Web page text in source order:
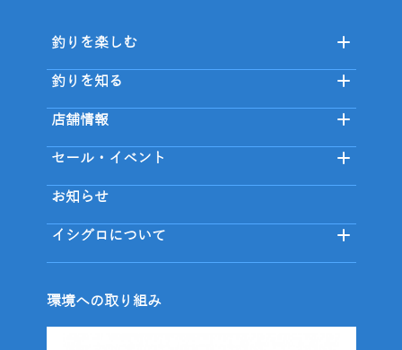
釣りを楽しむ
釣りを知る
店舗情報
セール・イベント
お知らせ
イシグロについて
環境への取り組み